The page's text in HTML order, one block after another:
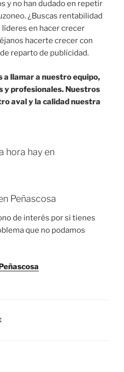
y no han dudado en repetir
¿Buscas rentabilidad
en hacer crecer
hacerte crecer con
reparto de publicidad.
a llamar a nuestro equipo,
y profesionales. Nuestros
aval y la calidad nuestra
hora hay en
Peñascosa
de interés por si tienes
que no podamos